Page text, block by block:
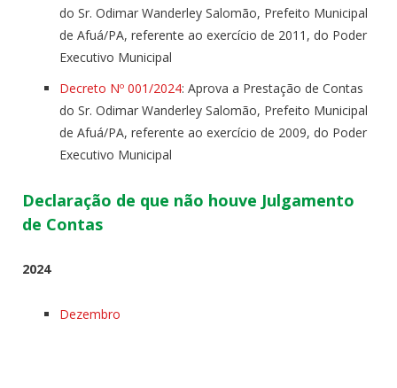
do Sr. Odimar Wanderley Salomão, Prefeito Municipal
de Afuá/PA, referente ao exercício de 2011, do Poder
Executivo Municipal
Decreto Nº 001/2024: Aprova a Prestação de Contas
do Sr. Odimar Wanderley Salomão, Prefeito Municipal
de Afuá/PA, referente ao exercício de 2009, do Poder
Executivo Municipal
Declaração de que não houve Julgamento
de Contas
2024
Dezembro